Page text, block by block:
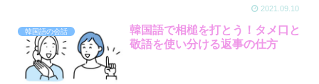
2021.09.10
韓国語の会話
韓国語で相槌を打とう！タメ口と
敬語を使い分ける返事の仕方